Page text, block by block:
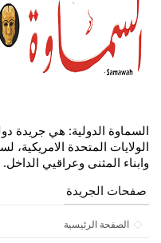
السماوة الدولية: هي
الولايات المتحدة الامريكية،
وابناء المثنى وعراقيي الداخل.
صفحات الجريدة
الصفحة الرئيسية